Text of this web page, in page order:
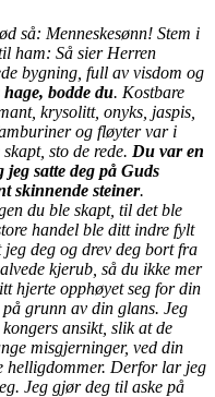
så: Menneskesønn! Stem i
ham: Så sier Herren
bygning, full av visdom og
bodde du. Kostbare
krysolitt, onyks, jaspis,
og fløyter var i
sto de rede. Du var en
jeg satte deg på Guds
skinnende steiner.
du ble skapt, til det ble
handel ble ditt indre fylt
jeg deg og drev deg bort fra
kjerub, så du ikke mer
hjerte opphøyet seg for din
grunn av din glans. Jeg
ansikt, slik at de
misgjerninger, ved din
helligdommer. Derfor lar jeg
Jeg gjør deg til aske på